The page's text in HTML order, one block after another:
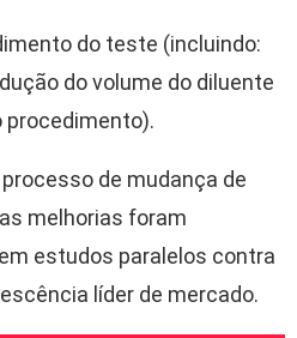
do teste (incluindo:
do volume do diluente
procedimento).
de mudança de
melhorias foram
estudos paralelos contra
líder de mercado.